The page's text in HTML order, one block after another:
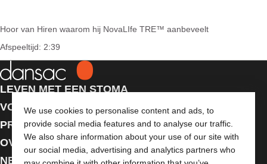
We use cookies to personalise content and ads, to
provide social media features and to analyse our traffic.
We also share information about your use of our site with
our social media, advertising and analytics partners who
Hoor van Hiren waarom hij NovaLIfe TRE™ aanbeveelt
Afspeeltijd: 2:39
LEVEN MET EEN STOMA
VOOR PROFESSIONALS
PRODUCTEN
OVER ONS
NEEM CONTACT MET ONS OP